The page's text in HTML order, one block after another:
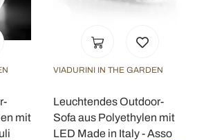
mit
VIADURINI IN THE GARDEN
Leuchtendes Outdoor-
Sofa aus Polyethylen mit
LED Made in Italy - Asso